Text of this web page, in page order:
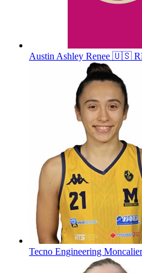
AustinAshley Renee 🇺🇸
Tecno Engineering